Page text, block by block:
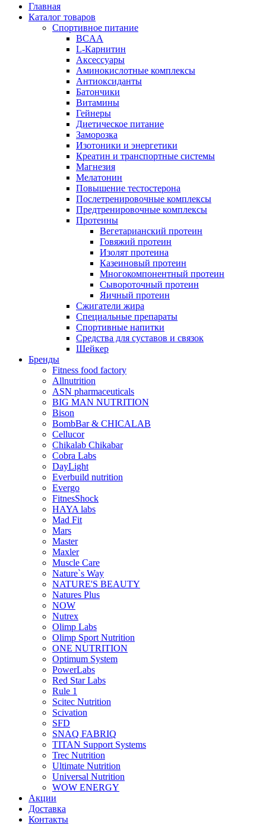
Главная
Каталог товаров
Спортивное питание
BCAA
L-Карнитин
Аксессуары
Аминокислотные комплексы
Антиоксиданты
Батончики
Витамины
Гейнеры
Диетическое питание
Заморозка
Изотоники и энергетики
Креатин и транспортные системы
Магнезия
Мелатонин
Повышение тестостерона
Послетренировочные комплексы
Предтренировочные комплексы
Протеины
Вегетарианский протеин
Говяжий протеин
Изолят протеина
Казеиновый протеин
Многокомпонентный протеин
Сывороточный протеин
Яичный протеин
Сжигатели жира
Специальные препараты
Спортивные напитки
Средства для суставов и связок
Шейкер
Бренды
Fitness food factory
Allnutrition
ASN pharmaceuticals
BIG MAN NUTRITION
Bison
BombBar & CHICALAB
Cellucor
Chikalab Chikabar
Cobra Labs
DayLight
Everbuild nutrition
Evergo
FitnesShock
HAYA labs
Mad Fit
Mars
Master
Maxler
Muscle Care
Nature`s Way
NATURE'S BEAUTY
Natures Plus
NOW
Nutrex
Olimp Labs
Olimp Sport Nutrition
ONE NUTRITION
Optimum System
PowerLabs
Red Star Labs
Rule 1
Scitec Nutrition
Scivation
SFD
SNAQ FABRIQ
TITAN Support Systems
Trec Nutrition
Ultimate Nutrition
Universal Nutrition
WOW ENERGY
Акции
Доставка
Контакты